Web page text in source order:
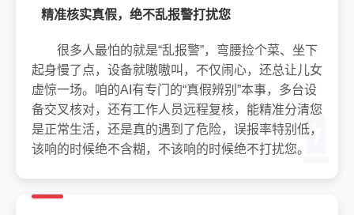
精准核实真假，绝不乱报警打扰您
很多人最怕的就是“乱报警”，弯腰捡个菜、坐下
起身慢了点，设备就嗷嗷叫，不仅闹心，还总让儿女
虚惊一场。咱的AI有专门的“真假辨别”本事，多台设
备交叉核对，还有工作人员远程复核，能精准分清您
是正常生活，还是真的遇到了危险，误报率特别低，
该响的时候绝不含糊，不该响的时候绝不打扰您。